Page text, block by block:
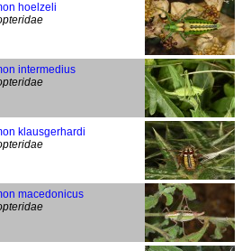
hoelzeli
intermedius
klausgerhardi
macedonicus